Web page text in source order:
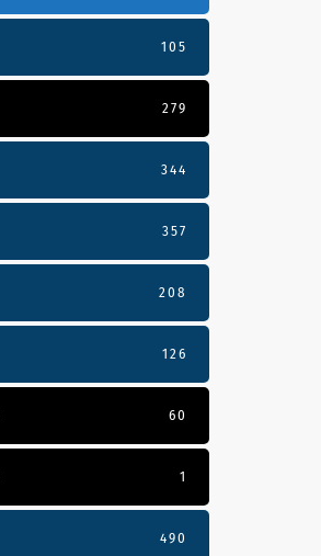
105
279
344
357
208
126
60
1
490